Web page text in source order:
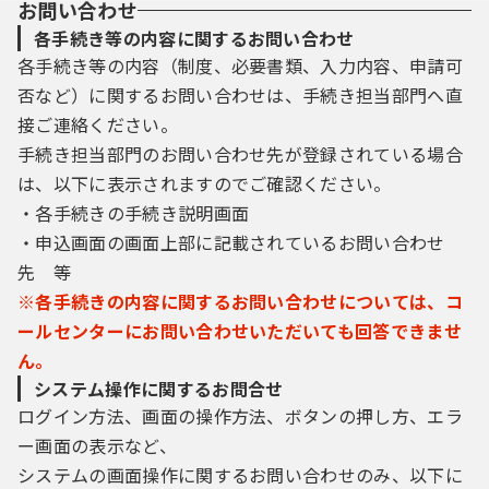
お問い合わせ
各手続き等の内容に関するお問い合わせ
各手続き等の内容（制度、必要書類、入力内容、申請可
否など）に関するお問い合わせは、手続き担当部門へ直
接ご連絡ください。
手続き担当部門のお問い合わせ先が登録されている場合
は、以下に表示されますのでご確認ください。
・各手続きの手続き説明画面
・申込画面の画面上部に記載されているお問い合わせ
先 等
※各手続きの内容に関するお問い合わせについては、コ
ールセンターにお問い合わせいただいても回答できませ
ん。
システム操作に関するお問合せ
ログイン方法、画面の操作方法、ボタンの押し方、エラ
ー画面の表示など、
システムの画面操作に関するお問い合わせのみ、以下に